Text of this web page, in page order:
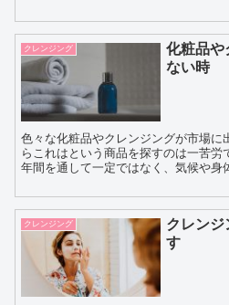
クレンジング
化粧品や
ない時
色々な化粧品やクレンジングが市場に
らこれはという商品を探すのは一苦労です。 肌のコンディ
年間を通して一定ではなく、気候や身
クレンジング
クレンジ
す